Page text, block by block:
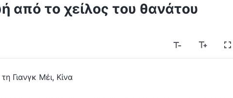
από το χείλος του θανάτου
Γιανγκ Μέι, Κίνα